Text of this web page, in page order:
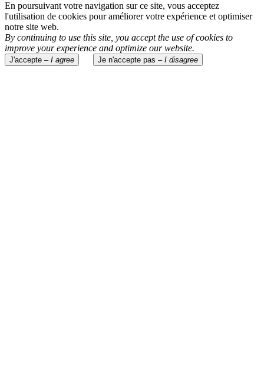
En poursuivant votre navigation sur ce site, vous acceptez
l'utilisation de cookies pour améliorer votre expérience et optimiser
notre site web.
By continuing to use this site, you accept the use of cookies to
improve your experience and optimize our website.
J'accepte – I agree Je n'accepte pas – I disagree